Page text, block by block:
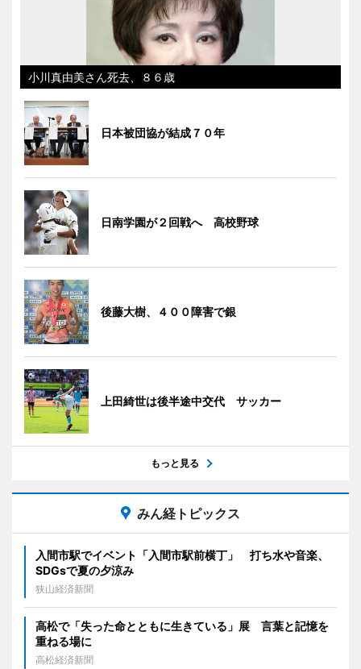
小川真由美さん死去、８６歳
日本被団協が結成７０年
日南学園が２回戦へ 高校野球
後藤大樹、４００障害で銀
上田綺世は後半途中交代 サッカー
もっと見る
みん経トピックス
入間市駅でイベント「入間市駅前横丁」 打ち水や音楽、
SDGsで夏の夕涼み
狭山経済新聞
高松で「失った命とともに生きている」展 言葉と記憶を
重ねる場に
高松経済新聞